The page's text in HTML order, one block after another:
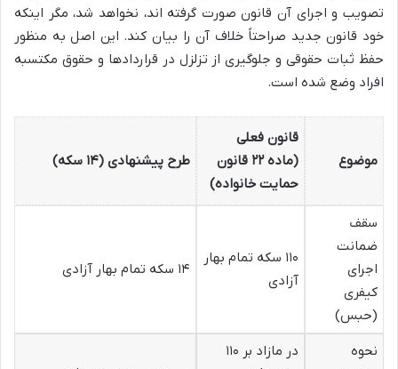
تصویب و اجرای آن قانون صورت گرفته اند، نخواهد شد، مگر اینکه
خود قانون جدید صراحتاً خلاف آن را بیان کند. این اصل به منظور
حفظ ثبات حقوقی و جلوگیری از تزلزل در قراردادها و حقوق مکتسبه
افراد وضع شده است.
موضوع
قانون فعلی
(ماده ۲۲ قانون
حمایت خانواده)
طرح پیشنهادی (۱۴ سکه)
سقف
ضمانت
اجرای
کیفری
(حبس)
۱۱۰ سکه تمام بهار
آزادی
۱۴ سکه تمام بهار آزادی
نحوه
در مازاد بر ۱۱۰